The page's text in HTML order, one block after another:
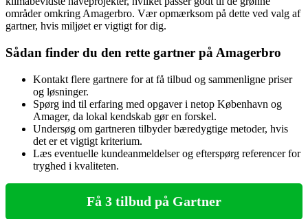
områder omkring Amagerbro. Vær opmærksom på dette ved valg af
gartner, hvis miljøet er vigtigt for dig.
Sådan finder du den rette gartner på Amagerbro
Kontakt flere gartnere for at få tilbud og sammenligne priser
og løsninger.
Spørg ind til erfaring med opgaver i netop København og
Amager, da lokal kendskab gør en forskel.
Undersøg om gartneren tilbyder bæredygtige metoder, hvis
det er et vigtigt kriterium.
Læs eventuelle kundeanmeldelser og efterspørg referencer for
tryghed i kvaliteten.
Få 3 tilbud på Gartner